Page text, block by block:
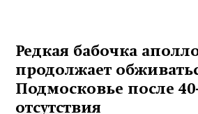
Редкая бабочка
продолжает
Подмосковье после
отсутствия